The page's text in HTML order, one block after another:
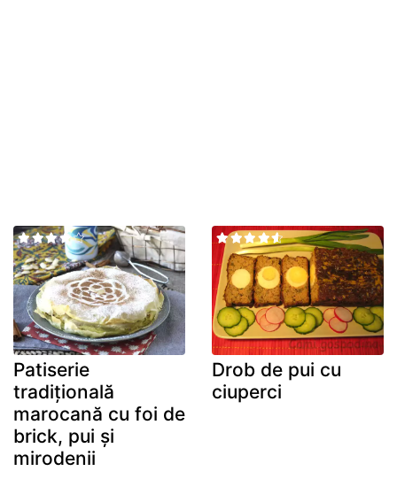
Patiserie
tradițională
marocană cu foi de
brick, pui și
mirodenii
Drob de pui cu
ciuperci